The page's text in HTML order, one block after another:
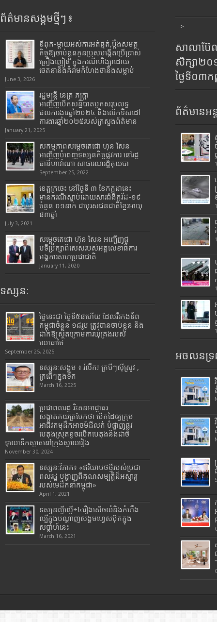
ព័ត៌មានសង្គមថ្មីៗ ៖
ឪពុក-ម្ដាយអស់ការអត់ធ្មត់,ប្ដឹងសមត្ថ
កិច្ចឱ្យចាប់ខ្លួនកូនប្រុសបង្កើតប្រើប្រាស់
គ្រឿងញៀន ក្នុងករណីហិង្សាដោយ
ចេតនានិងគំរាមកំហែងថានឹងសម្លាប់
June 3, 2026
រដ្ឋមន្រ្តី​ នេត្រ​ ភក្ត្រា​
អញ្ជើញបើកសន្និបាតបូកសរុបលទ្ធ
ផលការងារឆ្នាំ២០២៤ និងលើកទិសដៅ
ការងារឆ្នាំ២០២៥របស់​ក្រសួង​ព័ត៌មាន​
January 21, 2025
សកម្មភាពសម្តេចតេជោ ហ៊ុន សែន
អញ្ជើញបំពេញទស្សនកិច្ចផ្លូវការ នៅរដ្ឋ
ធានីហាវ៉ាណា សាធារណរដ្ឋគុយបា
September 25, 2022
ខេត្តក្រចេះ នៅថ្ងៃទី ៣ ខែកក្កដានេះ
មានករណីស្លាប់ដោយសារជំងឺកូវីដ-១៩
ចំនួន ០១នាក់ ជាបុរសជនជាតិខ្មែរអាយុ
៨៣ឆ្នាំ
July 3, 2021
សម្តេចតេជោ ហ៊ុន សែន អញ្ជើញជួ
បទីប្រឹក្សាពិសេសរបស់អគ្គលេខាធិការ
អង្គការសហប្រជាជាតិ
January 11, 2020
ទស្សនៈ
ថ្ងៃនេះជា ថ្ងៃទី៥៨ហើយ ដែលវីរកងទ័ព
កម្ពុជាចំនួន ១៨រូប ត្រូវបានចាប់ខ្លួន និង
ដាក់ឱ្យស្ថិតក្រោមការឃុំគ្រងរបស់
យោធាថៃ
September 25, 2025
ទស្សនៈសង្គម ៖ រំលឹក! ក្របីៗស៊ីស្រូវ ,
ក្រពើៗក្នុងទឹក
March 16, 2025
ប្រជាពលរដ្ឋ រិះគន់អាជ្ញាធរ
សង្កាត់គយត្របែកថា បើកដៃឲ្យក្រុម
អាជីវកម្មដឹកអាចម៍ដីលក់ បំផ្លាញផ្លូវ
បេតុងស្រុតខូចរបើកបេតុងនិងដាច់
ទុយោទឹកស្អាតនៅក្រុងស្វាយរៀង
November 30, 2024
ទស្សនៈវិភាគ៖ «ឥរិយាបថថ្មីរបស់ប្រជា
ពលរដ្ឋ បង្ហាញពីគុណសម្បត្តិដ៏អស្ចារ្យ
របស់មេដឹកនាំកម្ពុជា»
April 1, 2021
ទស្សនល្ងីល្ងើ÷៤រឿងសើចយំនិងកំហឹង
ល្បីក្នុងបណ្តាញសង្គមហ្វេសប៊ុកក្នុង
សប្តាហ៍នេះ
March 16, 2021
>
សាលាប៊ែ
សិក្សា២
ថ្ងៃទី០៣
ព័ត៌មានអន្
អចលនទ្រ